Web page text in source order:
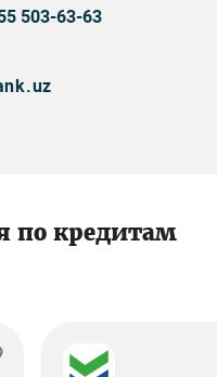
503-63-63
по кредитам